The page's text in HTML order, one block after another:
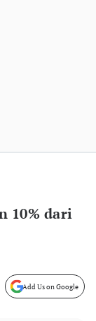
10% dari
Add Us on Google